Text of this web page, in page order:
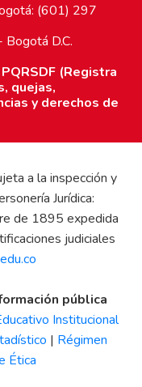
(601) 297
D.C.
PQRSDF (Registra
quejas,
y derechos de
a la inspección y
Jurídica:
de 1895 expedida
judiciales
pública
Institucional
| Régimen
Ética